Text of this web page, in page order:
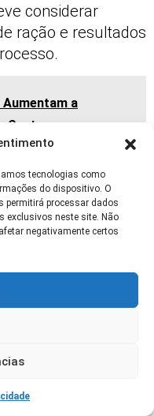
tecnologias como
do dispositivo. O
permitirá processar dados
exclusivos neste site. Não
negativamente certos
considerar
ração e resultados
Aumentam a
Custos
Melhor
as medidas de
para
vivas para
densidade
oferecem
também em